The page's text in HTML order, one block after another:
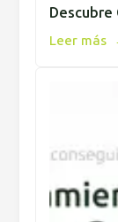
Descubre
Leer más